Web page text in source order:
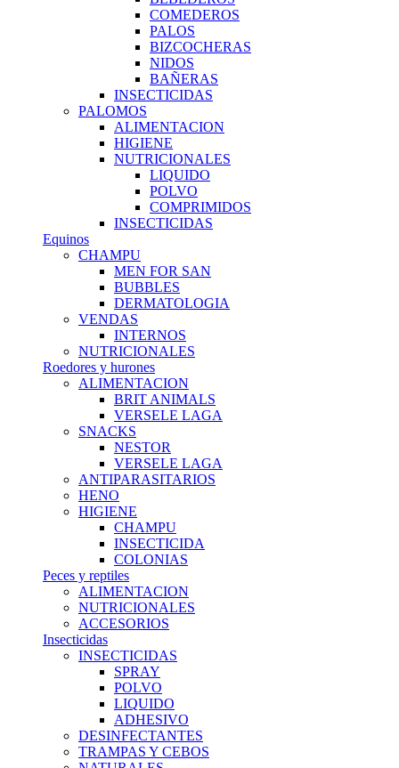
COMEDEROS
PALOS
BIZCOCHERAS
NIDOS
BAÑERAS
INSECTICIDAS
PALOMOS
ALIMENTACION
HIGIENE
NUTRICIONALES
LIQUIDO
POLVO
COMPRIMIDOS
INSECTICIDAS
Equinos
CHAMPU
MEN FOR SAN
BUBBLES
DERMATOLOGIA
VENDAS
INTERNOS
NUTRICIONALES
Roedores y hurones
ALIMENTACION
BRIT ANIMALS
VERSELE LAGA
SNACKS
NESTOR
VERSELE LAGA
ANTIPARASITARIOS
HENO
HIGIENE
CHAMPU
INSECTICIDA
COLONIAS
Peces y reptiles
ALIMENTACION
NUTRICIONALES
ACCESORIOS
Insecticidas
INSECTICIDAS
SPRAY
POLVO
LIQUIDO
ADHESIVO
DESINFECTANTES
TRAMPAS Y CEBOS